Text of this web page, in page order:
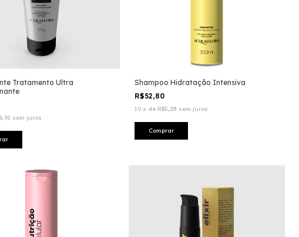
Tratamento Ultra
sem juros
Shampoo Hidratação Intensiva
R$52,80
10 x de R$5,28 sem juros